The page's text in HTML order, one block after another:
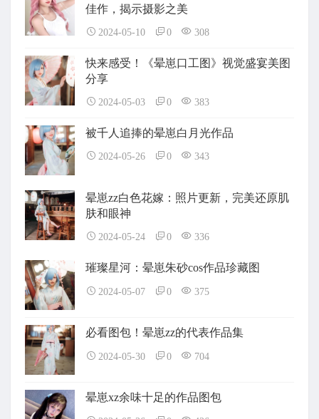
佳作，揭示摄影之美
2024-05-10 0 308
快来感受！《晕崽口工图》视觉盛宴美图
分享
2024-05-03 0 383
被千人追捧的晕崽白月光作品
2024-05-26 0 343
晕崽zz白色花嫁：照片更新，完美还原肌
肤和眼神
2024-05-24 0 336
璀璨星河：晕崽朱砂cos作品珍藏图
2024-05-07 0 375
必看图包！晕崽zz的代表作品集
2024-05-30 0 704
晕崽xz余味十足的作品图包